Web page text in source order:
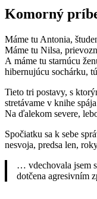
Komorný
Máme tu Antonia,
Máme tu Nilsa,
A máme tu starnúcu
hibernujúcu sochárku,
Tieto tri postavy, s
stretávame v knihe
Na ďalekom severe,
Spočiatku sa k sebe
nesvoja, predsa len,
… vdechovala jsem
dotčena agresivním